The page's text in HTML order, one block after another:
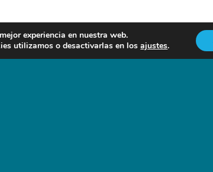
experiencia en nuestra web.
utilizamos o desactivarlas en losajustes.